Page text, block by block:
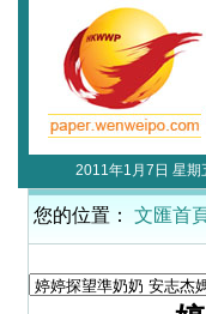
2011年1月7日 星期
您的位置： 文匯首